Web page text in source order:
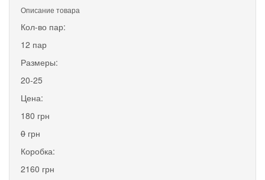
Описание товара
Кол-во пар:
12 пар
Размеры:
20-25
Цена:
180 грн
0 грн
Коробка:
2160 грн